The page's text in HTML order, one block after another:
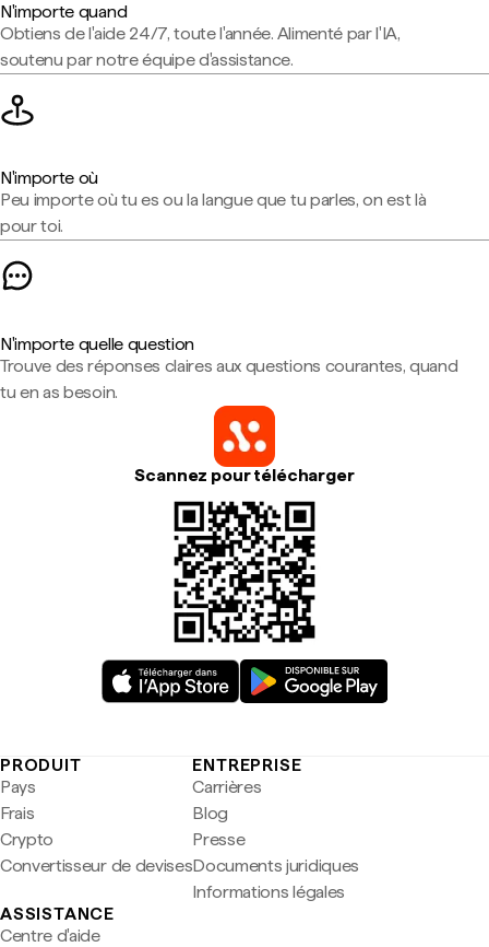
N'importe quand
Obtiens de l'aide 24/7, toute l'année. Alimenté par l'IA,
soutenu par notre équipe d'assistance.
N'importe où
Peu importe où tu es ou la langue que tu parles, on est là
pour toi.
N'importe quelle question
Trouve des réponses claires aux questions courantes, quand
tu en as besoin.
Scannez pour télécharger
PRODUIT
Pays
Frais
Crypto
Convertisseur de devises
ENTREPRISE
Carrières
Blog
Presse
Documents juridiques
Informations légales
ASSISTANCE
Centre d'aide